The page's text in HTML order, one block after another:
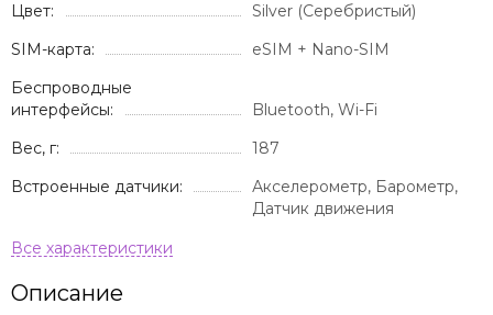
Цвет:
Silver (Серебристый)
SIM-карта:
eSIM + Nano-SIM
Беспроводные
интерфейсы:
Bluetooth, Wi-Fi
Вес, г:
187
Встроенные датчики:
Акселерометр, Барометр,
Датчик движения
Описание